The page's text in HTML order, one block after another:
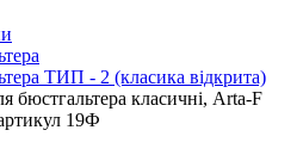
ТИП - 2 (класика відкрита)
бюстгальтера класичні, Arta-F
19Ф